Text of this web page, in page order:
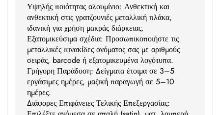
Υψηλής ποιότητας αλουμίνιο: Ανθεκτική και
ανθεκτική στις γρατζουνιές μεταλλική πλάκα,
ιδανική για χρήση μακράς διάρκειας.
Εξατομικεύσιμα σχέδια: Προσωπικοποιήστε τις
μεταλλικές πινακίδες ονόματος σας με αριθμούς
σειράς, barcode ή εξατομικευμένα λογότυπα.
Γρήγορη Παράδοση: Δείγματα έτοιμα σε 3–5
εργάσιμες ημέρες, μαζική παραγωγή σε 5–10
ημέρες.
Διάφορες Επιφάνειες Τελικής Επεξεργασίας: